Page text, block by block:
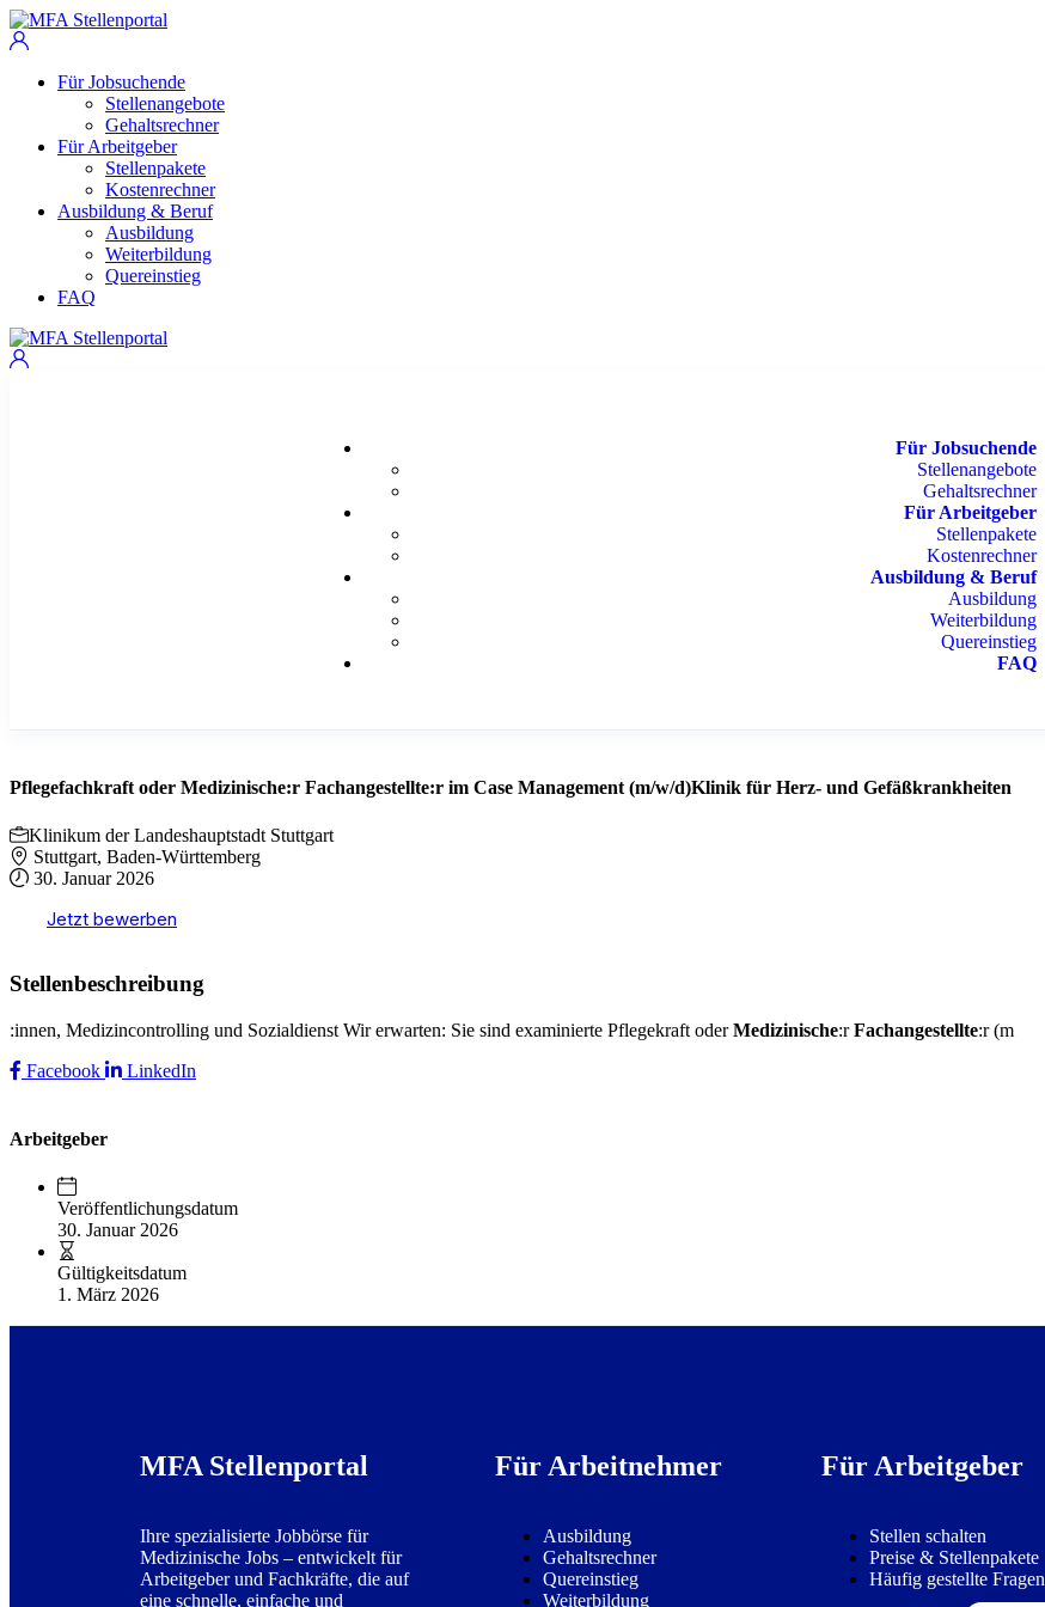
Für Jobsuchende
Stellenangebote
Gehaltsrechner
Für Arbeitgeber
Stellenpakete
Kostenrechner
Ausbildung & Beruf
Ausbildung
Weiterbildung
Quereinstieg
FAQ
Für Jobsuchende
Stellenangebote
Gehaltsrechner
Für Arbeitgeber
Stellenpakete
Kostenrechner
Ausbildung & Beruf
Ausbildung
Weiterbildung
Quereinstieg
FAQ
Pflegefachkraft oder Medizinische:r Fachangestellte:r im Case Management (m/w/d)Klinik für Herz- und Gefäßkrankheiten
Klinikum der Landeshauptstadt Stuttgart
Stuttgart, Baden-Württemberg
30. Januar 2026
Jetzt bewerben
Stellenbeschreibung
:innen, Medizincontrolling und Sozialdienst Wir erwarten: Sie sind examinierte Pflegekraft oderMedizinische:rFachangestellte:r (m
Facebook
LinkedIn
Arbeitgeber
Veröffentlichungsdatum
30. Januar 2026
Gültigkeitsdatum
1. März 2026
MFA Stellenportal
Ihre spezialisierte Jobbörse für
Medizinische Jobs – entwickelt für
Arbeitgeber und Fachkräfte, die auf
eine schnelle, einfache und
Für Arbeitnehmer
Ausbildung
Gehaltsrechner
Quereinstieg
Weiterbildung
Für Arbeitgeber
Stellen schalten
Preise & Stellenpakete
Häufig gestellte Fragen